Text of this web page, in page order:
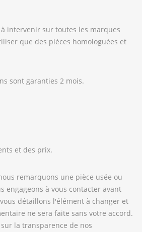
intervenir sur toutes les marques
que des pièces homologuées et
sont garanties 2 mois.
et des prix.
remarquons une pièce usée ou
engageons à vous contacter avant
détaillons l'élément à changer et
ne sera faite sans votre accord.
la transparence de nos